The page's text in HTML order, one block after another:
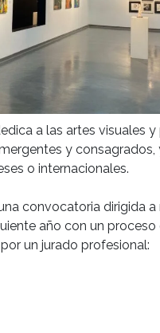
a las artes visuales
y consagrados,
o internacionales.
convocatoria dirigida a
año con un proceso
un jurado profesional: